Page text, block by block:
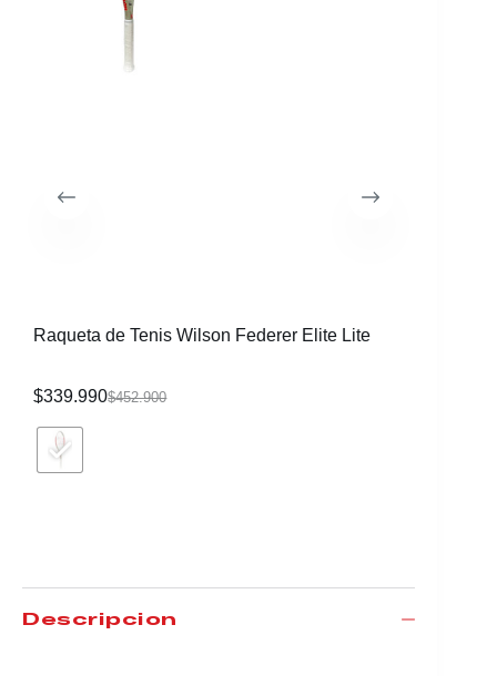
Raqueta de Tenis Wilson Federer Elite Lite
$452.900
$339.990
Descripción